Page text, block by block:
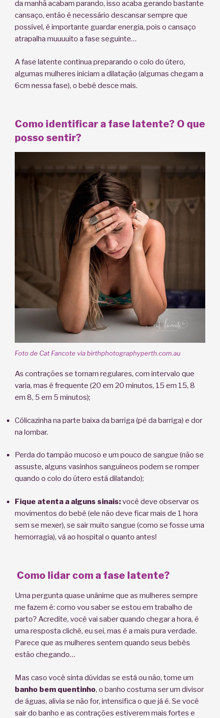
da manhã acabam parando, isso acaba gerando bastante
cansaço, então é necessário descansar sempre que
possível, é importante guardar energia, pois o cansaço
atrapalha muuuuito a fase seguinte…
A fase latente continua preparando o colo do útero,
algumas mulheres iniciam a dilatação (algumas chegam a
6cm nessa fase), o bebê desce mais.
Como identificar a fase latente? O que
posso sentir?
Foto de Cat Fancote via birthphotographyperth.com.au
As contrações se tornam regulares, com intervalo que
varia, mas é frequente (20 em 20 minutos, 15 em 15, 8
em 8, 5 em 5 minutos);
Cólicazinha na parte baixa da barriga (pé da barriga) e dor
na lombar.
Perda do tampão mucoso e um pouco de sangue (não se
assuste, alguns vasinhos sanguíneos podem se romper
quando o colo do útero está dilatando);
Fique atenta a alguns sinais:você deve observar os
movimentos do bebê (ele não deve ficar mais de 1 hora
sem se mexer), se sair muito sangue (como se fosse uma
hemorragia), vá ao hospital o quanto antes!
Como lidar com a fase latente?
Uma pergunta quase unânime que as mulheres sempre
me fazem é: como vou saber se estou em trabalho de
parto? Acredite, você vai saber quando chegar a hora, é
uma resposta clichê, eu sei, mas é a mais pura verdade.
Parece que as mulheres sentem quando seus bebês
estão chegando…
Mas caso você sinta dúvidas se está ou não, tome um
banho bem quentinho, o banho costuma ser um divisor
de águas, alivia se não for, intensifica o que já é. Se você
sair do banho e as contrações estiverem mais fortes e